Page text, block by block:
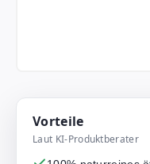
Vorteile
Laut KI-Produktberater